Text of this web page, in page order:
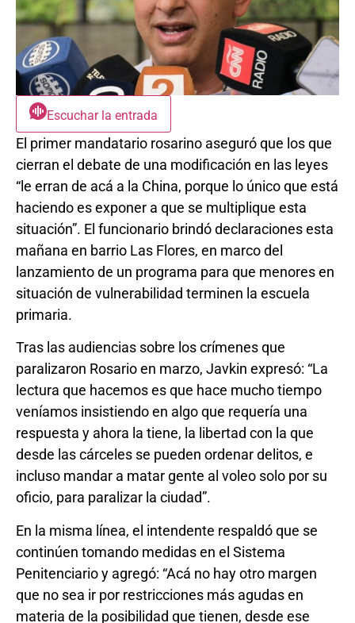
Escuchar la entrada
El primer mandatario rosarino aseguró que los que
cierran el debate de una modificación en las leyes
“le erran de acá a la China, porque lo único que está
haciendo es exponer a que se multiplique esta
situación”. El funcionario brindó declaraciones esta
mañana en barrio Las Flores, en marco del
lanzamiento de un programa para que menores en
situación de vulnerabilidad terminen la escuela
primaria.
Tras las audiencias sobre los crímenes que
paralizaron Rosario en marzo, Javkin expresó: “La
lectura que hacemos es que hace mucho tiempo
veníamos insistiendo en algo que requería una
respuesta y ahora la tiene, la libertad con la que
desde las cárceles se pueden ordenar delitos, e
incluso mandar a matar gente al voleo solo por su
oficio, para paralizar la ciudad”.
En la misma línea, el intendente respaldó que se
continúen tomando medidas en el Sistema
Penitenciario y agregó: “Acá no hay otro margen
que no sea ir por restricciones más agudas en
materia de la posibilidad que tienen, desde ese